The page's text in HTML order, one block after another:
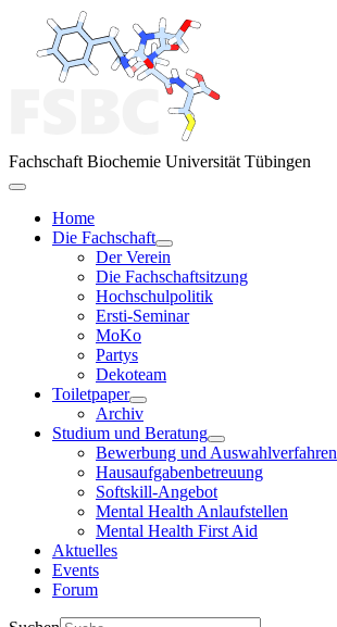
Fachschaft Biochemie Universität Tübingen
Home
Die Fachschaft
Der Verein
Die Fachschaftsitzung
Hochschulpolitik
Ersti-Seminar
MoKo
Partys
Dekoteam
Toiletpaper
Archiv
Studium und Beratung
Bewerbung und Auswahlverfahren
Hausaufgabenbetreuung
Softskill-Angebot
Mental Health Anlaufstellen
Mental Health First Aid
Aktuelles
Events
Forum